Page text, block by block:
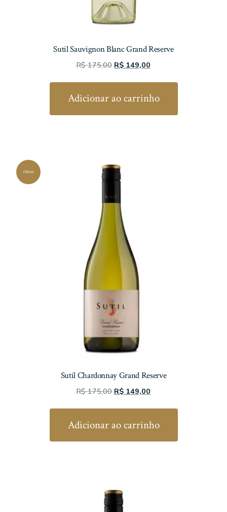
Sutil Sauvignon Blanc Grand Reserve
R$175,00 O
era:
R$ 175,00.
R$ 149,00
é:
R$ 149,00.
Adicionar ao carrinho
Oferta!
Sutil Chardonnay Grand Reserve
R$175,00 O
era:
R$ 175,00.
R$ 149,00
é:
R$ 149,00.
Adicionar ao carrinho